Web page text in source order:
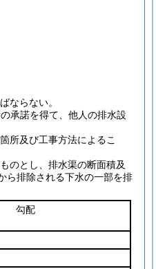
ならない。
承諾を得て、他人の排水設
所及び工事方法によるこ
のとし、排水渠の断面積及
ら排除される下水の一部を排
勾配